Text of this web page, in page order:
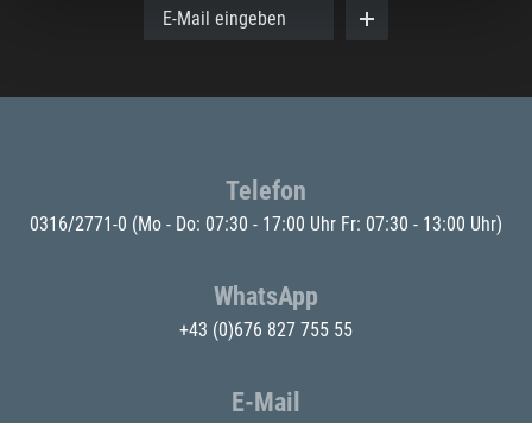
E-Mail eingeben
Telefon
0316/2771-0 (Mo - Do: 07:30 - 17:00 Uhr Fr: 07:30 - 13:00 Uhr)
WhatsApp
+43 (0)676 827 755 55
E-Mail